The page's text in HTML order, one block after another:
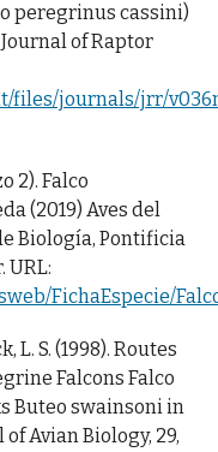
peregrinus cassini)
of Raptor
files/journals/jrr/
2). Falco
(2019) Aves del
Biología, Pontificia
URL:
FichaEspecie/
L. S. (1998). Routes
Falcons Falco
Buteo swainsoni in
Avian Biology, 29,